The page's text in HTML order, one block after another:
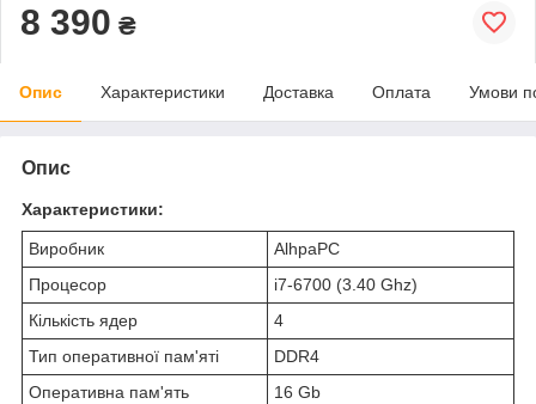
8 390 ₴
Опис Характеристики Доставка Оплата Умови
Опис
Характеристики:
Виробник
AlhpaPC
Процесор
i7-6700 (3.40 Ghz)
Кількість ядер
4
Тип оперативної пам'яті
DDR4
Оперативна пам'ять
16 Gb